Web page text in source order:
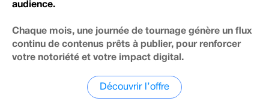
audience.
Chaque mois, une journée de tournage génère un flux
continu de contenus prêts à publier, pour renforcer
votre notoriété et votre impact digital.
Découvrir l’offre